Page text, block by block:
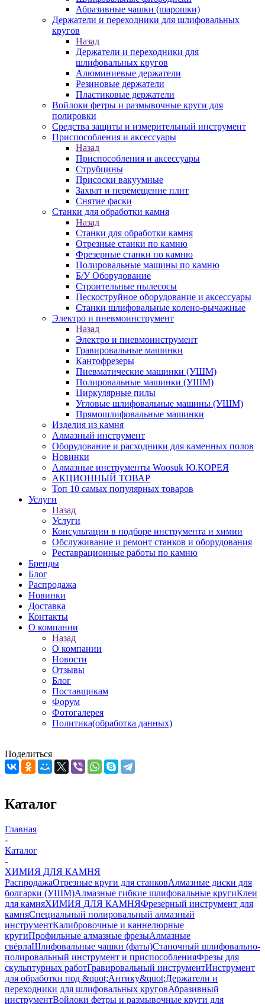
Абразивные чашки (шарошки)
Держатели и переходники для шлифовальных
кругов
Назад
Держатели и переходники для
шлифовальных кругов
Алюминиевые держатели
Резиновые держатели
Пластиковые держатели
Войлоки фетры и размывочные круги для
полировки
Средства защиты и измерительный инструмент
Приспособления и аксессуары
Назад
Приспособления и аксессуары
Струбцины
Присоски вакуумные
Захват и перемещение плит
Снятие фаски
Станки для обработки камня
Назад
Станки для обработки камня
Отрезные станки по камню
Фрезерные станки по камню
Полировальные машины по камню
Б/У Оборудование
Строительные пылесосы
Пескоструйное оборудование и аксессуары
Станки шлифовальные колено-рычажные
Электро и пневмоинструмент
Назад
Электро и пневмоинструмент
Гравировальные машинки
Кантофрезеры
Пневматические машинки (УШМ)
Полировальные машинки (УШМ)
Циркулярные пилы
Угловые шлифовальные машины (УШМ)
Прямошлифовальные машинки
Изделия из камня
Алмазный инструмент
Оборудование и расходники для каменных полов
Новинки
Алмазные инструменты Woosuk Ю.КОРЕЯ
АКЦИОННЫЙ ТОВАР
Топ 10 самых популярных товаров
Услуги
Назад
Услуги
Консультации в подборе инструмента и химии
Обслуживание и ремонт станков и оборудования
Реставрационные работы по камню
Бренды
Блог
Распродажа
Новинки
Доставка
Контакты
О компании
Назад
О компании
Новости
Отзывы
Блог
Поставщикам
Форум
Фотогалерея
Политика(обработка данных)
Поделиться
Каталог
Главная
-
Каталог
-
ХИМИЯ ДЛЯ КАМНЯ
РаспродажаОтрезные круги для станковАлмазные диски для
болгарки (УШМ)Алмазные гибкие шлифовальные кругиКлеи
для камняХИМИЯ ДЛЯ КАМНЯФрезерный инструмент для
камняСпециальный полировальный алмазный
инструментКалибровочные и каннелюрные
кругиПрофильные алмазные фрезыАлмазные
свёрлаШлифовальные чашки (фаты)Станочный шлифовально-
полировальный инструмент и приспособленияФрезы для
скульптурных работГравировальный инструментИнструмент
для обработки под &quot;Антику&quot;Держатели и
переходники для шлифовальных круговАбразивный
инструментВойлоки фетры и размывочные круги для